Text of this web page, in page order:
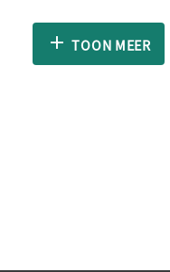
TOON MEER